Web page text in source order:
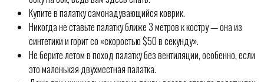
Купите в палатку самонадувающийся коврик.
Никогда не ставьте палатку ближе 3 метров к костру — она из
синтетики и горит со «скоростью $50 в секунду».
Не берите летом в поход палатку без вентиляции, особенно, если
это маленькая двухместная палатка.